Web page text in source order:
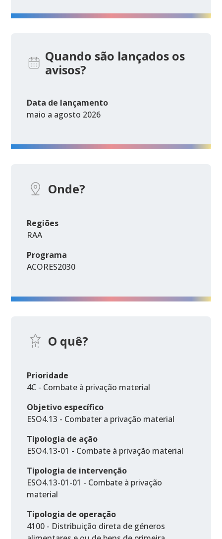
Quando são lançados os
avisos?
Data de lançamento
maio a agosto 2026
Onde?
Regiões
RAA
Programa
ACORES2030
O quê?
Prioridade
4C - Combate à privação material
Objetivo específico
ESO4.13 - Combater a privação material
Tipologia de ação
ESO4.13-01 - Combate à privação material
Tipologia de intervenção
ESO4.13-01-01 - Combate à privação
material
Tipologia de operação
4100 - Distribuição direta de géneros